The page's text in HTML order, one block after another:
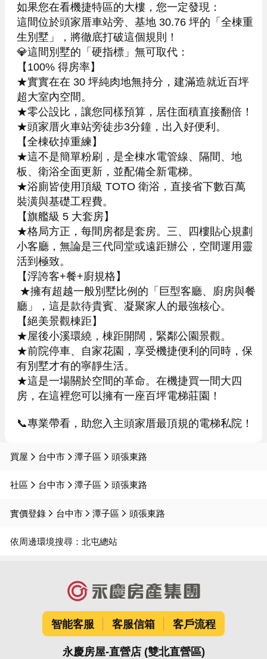
如果您在看機捷特區的大樓，您一定發現：
這間位於頭家厝車站旁、基地 30.76 坪的「全棟重
生別墅」，將徹底打破這個規則！
💎這間別墅的「硬指標」無可取代：
【100% 得房率】
★實實在在 30 坪純肉地無持分，建滿造就近百坪
超大室內空間。
★零公設比，讓您同樣預算，居住面積直接翻倍！
★頭家厝火車站旁徒步3分鐘，出入好便利。
【全棟砍掉重練】
★這不是簡單粉刷，是全棟水電管線、隔間、地
板、衛浴全面更新，並配備全新電梯。
★浴廁皆使用頂級 TOTO 衛浴，直接省下數百萬
裝潢與基礎工程費。
【旗艦級 5 大套房】
★格局方正，每間房都是套房。三、四樓貼心規劃
小客廳，無論是三代同堂或遠距辦公，空間運用靈
活到極致。
【浮誇客+餐+廚規格】
★擁有超越一般別墅比例的「巨型客廳、廚房與餐
廳」，這是款待貴賓、凝聚家人的最強核心。
【絕美景觀棟距】
★屋後小溪環繞，棟距開闊，緊鄰公園景觀。
★前院停車、自家花園，享受機捷便利的同時，保
有別墅才有的寧靜生活。
★這是一場關於空間的革命。在機捷買一間大四
房，在這裡您可以擁有一座百坪電梯莊園！
📞專業帶看，助您入主頭家厝最頂規的電梯私院！
買屋 台中市 潭子區 頭張東路
社區 台中市 潭子區 頭張東路
實價登錄 台中市 潭子區 頭張東路
依周邊環境搜尋： 北屯總站
智能客服 客服信箱 客戶流程
永慶房屋-直營店 (雙北直營區)